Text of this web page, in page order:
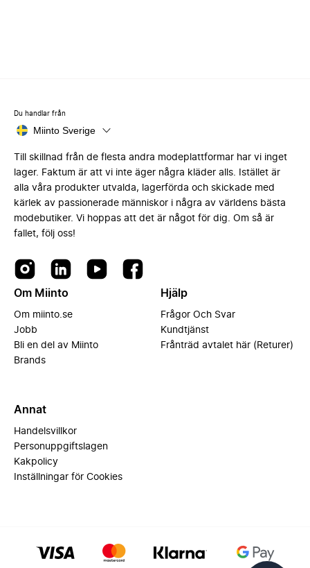
Du handlar från
Miinto Sverige
Till skillnad från de flesta andra modeplattformar har vi inget
lager. Faktum är att vi inte äger några kläder alls. Istället är
alla våra produkter utvalda, lagerförda och skickade med
kärlek av passionerade människor i några av världens bästa
modebutiker. Vi hoppas att det är något för dig. Om så är
fallet, följ oss!
Om Miinto
Om miinto.se
Jobb
Bli en del av Miinto
Brands
Hjälp
Frågor Och Svar
Kundtjänst
Frånträd avtalet här (Returer)
Annat
Handelsvillkor
Personuppgiftslagen
Kakpolicy
Inställningar för Cookies